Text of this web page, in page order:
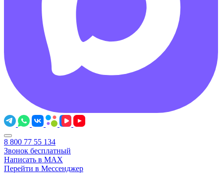
8 800 77 55 134
Звонок бесплатный
Написать в MAX
Перейти в Мессенджер